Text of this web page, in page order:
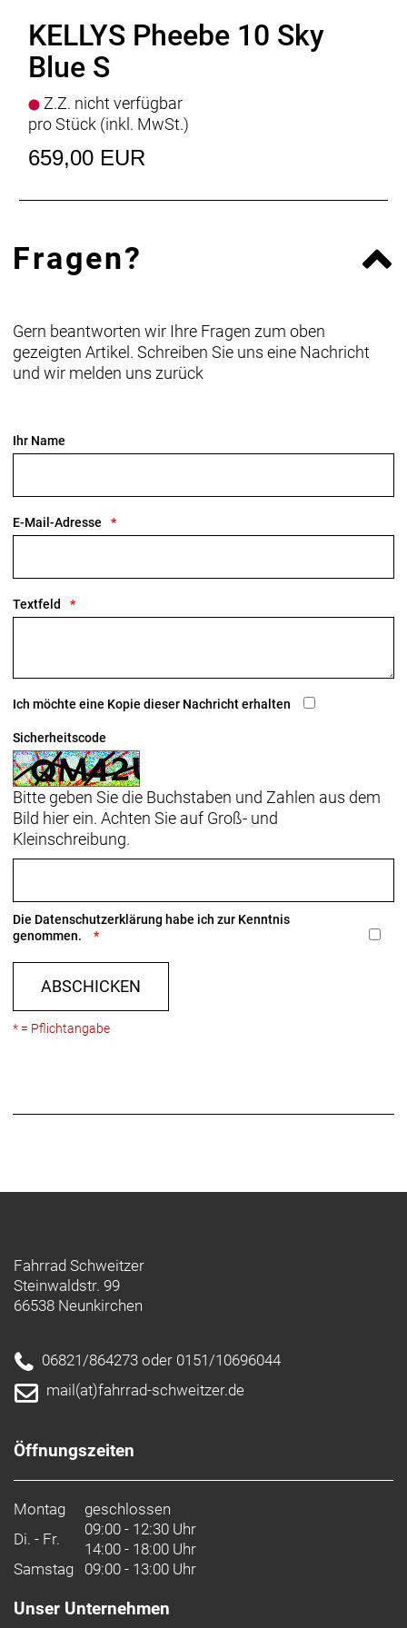
SattelstützeKLS Active - diam 27.2 mm / length
350 mm
SattelSELLE ROYAL Vivo
Pedale alloy
RahmengrössenS / M
KELLYS Pheebe 10 Sky
Blue S
Z.Z. nicht verfügbar
pro Stück (inkl. MwSt.)
659,00 EUR
Fragen?
Gern beantworten wir Ihre Fragen zum oben
gezeigten Artikel. Schreiben Sie uns eine Nachricht
und wir melden uns zurück
Ihr Name
E-Mail-Adresse
Textfeld
Ich möchte eine Kopie dieser Nachricht erhalten
Sicherheitscode
Bitte geben Sie die Buchstaben und Zahlen aus dem
Bild hier ein. Achten Sie auf Groß- und
Kleinschreibung.
Die Datenschutzerklärung habe ich zur Kenntnis
genommen.
ABSCHICKEN
* = Pflichtangabe
Fahrrad Schweitzer
Steinwaldstr. 99
66538 Neunkirchen
06821/864273 oder 0151/10696044
mail(at)fahrrad-schweitzer.de
Öffnungszeiten
Montag
geschlossen
Di. - Fr.
09:00 - 12:30 Uhr
14:00 - 18:00 Uhr
Samstag 09:00 - 13:00 Uhr
Unser Unternehmen